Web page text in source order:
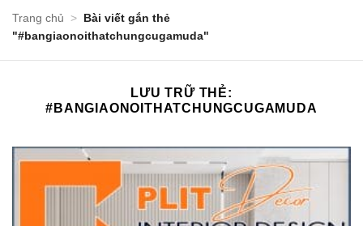
Trang chủ > Bài viết gắn thẻ
"#bangiaonoithatchungcugamuda"
LƯU TRỮ THẺ:
#BANGIAONOITHATCHUNGCUGAMUDA